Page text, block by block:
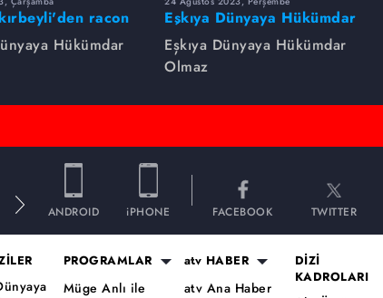
racon
Hükümdar
Eşkıya Dünyaya Hükümdar
Olmaz dizsinin en çok
izlenen sahneleri
Eşkıya Dünyaya Hükümdar
Olmaz
ANDROID iPHONE FACEBOOK TWITTER
PROGRAMLAR
Müge Anlı ile
atv HABER
atv Ana Haber
DİZİ
KADROLARI